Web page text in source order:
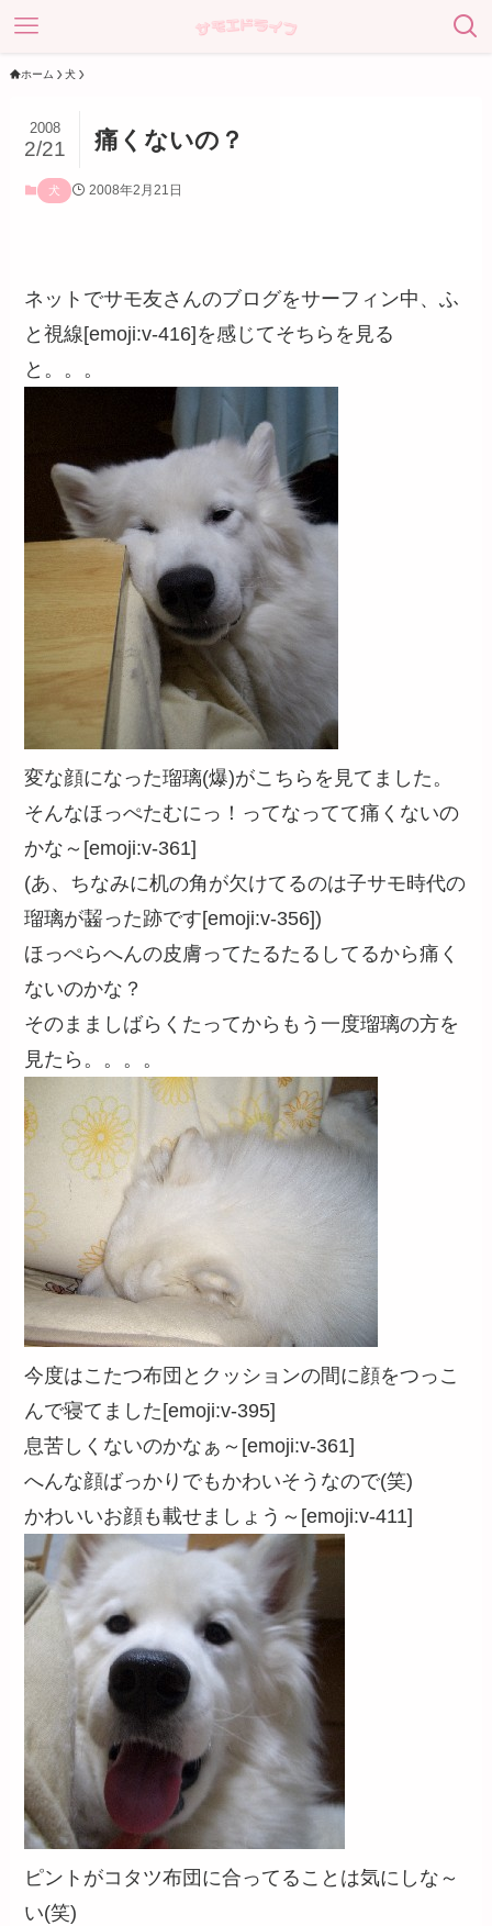
ホーム 犬
痛くないの？
2008
2/21
犬 2008年2月21日
ネットでサモ友さんのブログをサーフィン中、ふ
と視線[emoji:v-416]を感じてそちらを見る
と。。。
変な顔になった瑠璃(爆)がこちらを見てました。
そんなほっぺたむにっ！ ってなってて痛くないの
かな～[emoji:v-361]
(あ、ちなみに机の角が欠けてるのは子サモ時代の
瑠璃が齧った跡です[emoji:v-356])
ほっぺらへんの皮膚ってたるたるしてるから痛く
ないのかな？
そのまましばらくたってからもう一度瑠璃の方を
見たら。。。。
今度はこたつ布団とクッションの間に顔をつっこ
んで寝てました[emoji:v-395]
息苦しくないのかなぁ～[emoji:v-361]
へんな顔ばっかりでもかわいそうなので(笑)
かわいいお顔も載せましょう～[emoji:v-411]
ピントがコタツ布団に合ってることは気にしな～
い(笑)